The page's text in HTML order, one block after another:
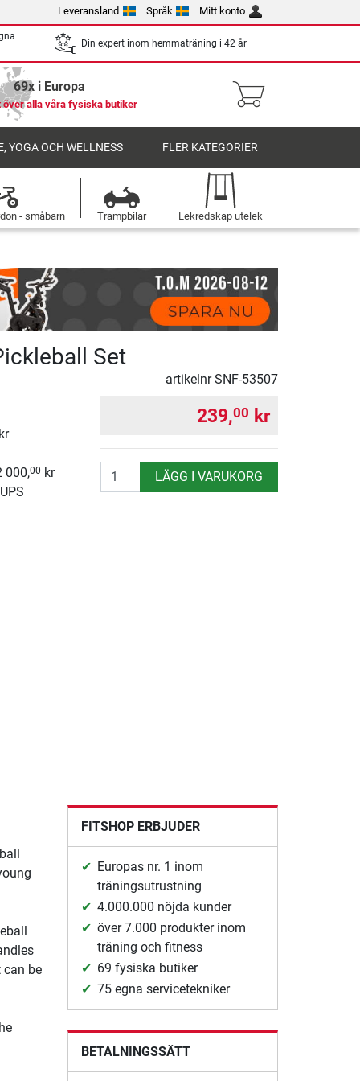
Leveransland Språk Mitt konto
Din expert inom hemmaträning i 42 år
69x i Europa
över alla våra fysiska butiker
YOGA OCH WELLNESS FLER KATEGORIER
- småbarn Trampbilar Lekredskap utelek
Set
artikelnrSNF-53507
000,00 kr
239,00 kr
antal LÄGG I VARUKORG
be
FITSHOP ERBJUDER
Europas nr. 1 inom
träningsutrustning
4.000.000 nöjda kunder
över 7.000 produkter inom
träning och fitness
69 fysiska butiker
75 egna servicetekniker
BETALNINGSSÄTT